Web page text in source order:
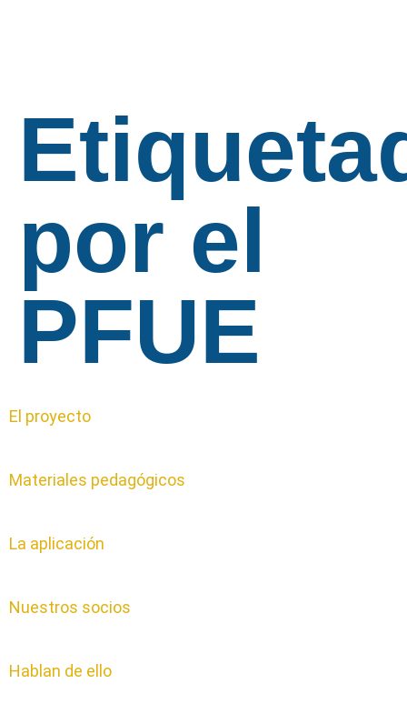
por el
PFUE
El proyecto
Materiales pedagógicos
La aplicación
Nuestros socios
Hablan de ello